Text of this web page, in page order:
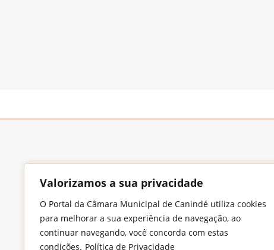
Valorizamos a sua privacidade
O Portal da Câmara Municipal de Canindé utiliza cookies
para melhorar a sua experiência de navegação, ao
continuar navegando, você concorda com estas
condições. Política de Privacidade
Endereço
Largo Francisco Xavier de Medeiros, S/N,